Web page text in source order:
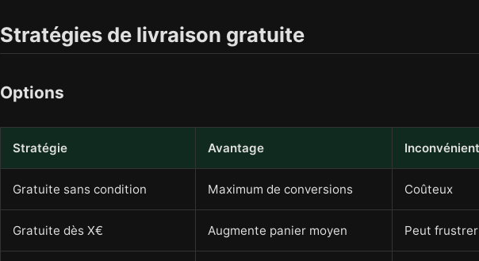
Stratégies de livraison gratuite
Options
Stratégie Avantage Inconvénient
Gratuite sans condition Maximum de conversions Coûteux
Gratuite dès X€ Augmente panier moyen Peut